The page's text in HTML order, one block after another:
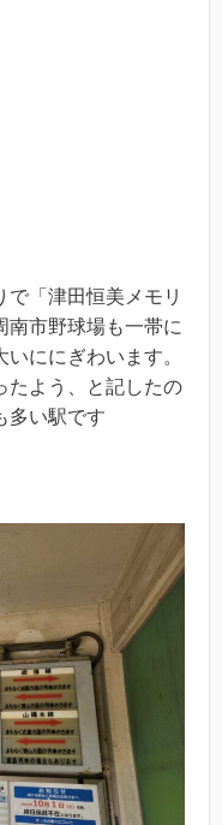
で「津田恒美メモリ
南市野球場も一帯に
ににぎわいます。
たよう、と記したの
多い駅です